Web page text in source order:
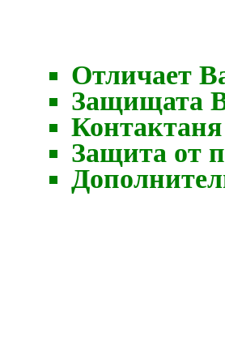
Отличает
Защищата
Защита от